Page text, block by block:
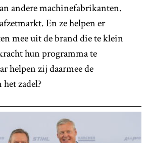
andere machinefabrikanten.
En ze helpen er
mee uit de brand die te klein
hun programma te
helpen zij daarmee de
zadel?